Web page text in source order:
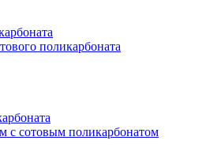
поликарбоната
с сотовым поликарбонатом